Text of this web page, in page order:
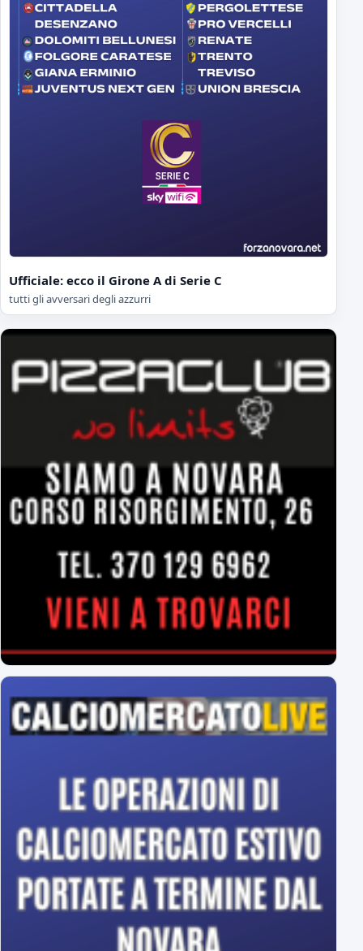
Ufficiale: ecco il Girone A di Serie C
tutti gli avversari degli azzurri